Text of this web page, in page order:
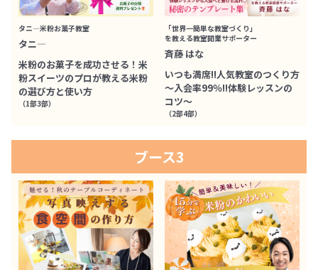
タニ―米粉お菓子教室
タニ―
米粉のお菓子を成功させる！米
粉スイーツのプロが教える米粉
の選び方と使い方
（1部3部）
「世界一簡単な教室づくり」
を教える教室開業サポーター
斉藤 はな
いつも満席‼人気教室のつくり方
～入会率99％‼体験レッスンの
コツ～
（2部4部）
ブース3